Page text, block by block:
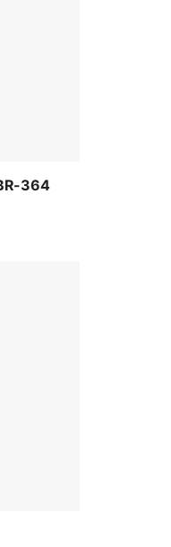
364